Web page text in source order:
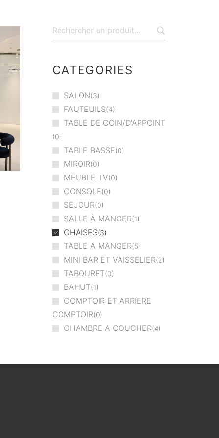
CATEGORIES
SALON 3
FAUTEUILS 4
TABLE DE COIN/D'APPOINT
0
TABLE BASSE 0
MIROIR 0
MEUBLE TV 0
CONSOLE 0
SEJOUR 0
SALLE À MANGER 1
CHAISES 3
TABLE A MANGER 5
MINI BAR ET VAISSELIER 2
TABOURET 0
BAHUT 1
COMPTOIR ET ARRIERE
COMPTOIR 0
CHAMBRE A COUCHER 4